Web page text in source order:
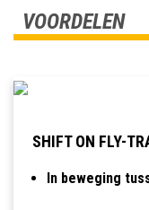
VOORDELEN
SHIFT ON FLY-
In beweging